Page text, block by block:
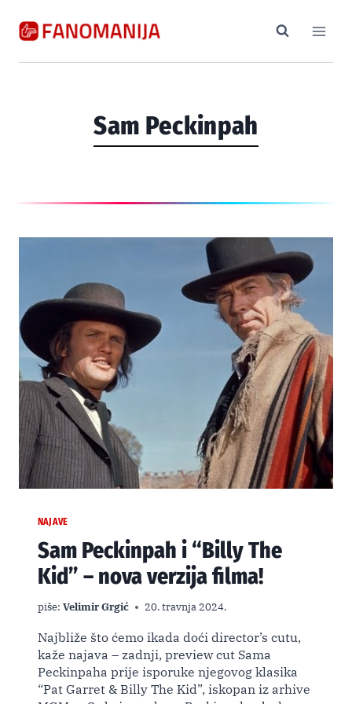
Sam Peckinpah
NAJAVE
Sam Peckinpah i “Billy The
Kid” – nova verzija filma!
piše: Velimir Grgić 20. travnja 2024.
Najbliže što ćemo ikada doći director’s cutu,
kaže najava – zadnji, preview cut Sama
Peckinpaha prije isporuke njegovog klasika
“Pat Garret & Billy The Kid”, iskopan iz arhive